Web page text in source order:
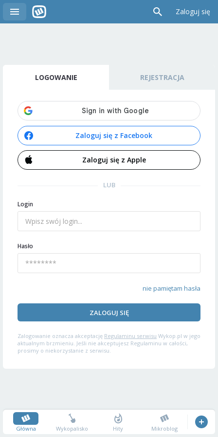
Zaloguj się
LOGOWANIE REJESTRACJA
Zaloguj się z Facebook
Zaloguj się z Apple
LUB
Login
Hasło
nie pamiętam hasła
ZALOGUJ SIĘ
Zalogowanie oznacza akceptację Regulaminu serwisu Wykop.pl w jego
aktualnym brzmieniu. Jeśli nie akceptujesz Regulaminu w całości,
prosimy o niekorzystanie z serwisu.
Główna Wykopalisko Hity Mikroblog